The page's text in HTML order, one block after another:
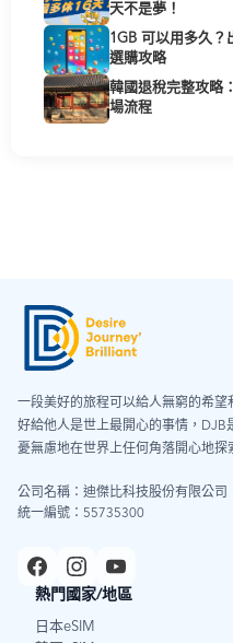
天不是夢！
1GB 可以用多久？
選購攻略
韓國退稅完整攻略
場流程
一段美好的旅程可以給人無窮的希
好給他人是世上最開心的事情，DJB
憂無慮地在世界上任何角落開心地探
公司名稱：迪傑比科技股份有限公司
統一編號：55735300
熱門國家/地區
日本eSIM